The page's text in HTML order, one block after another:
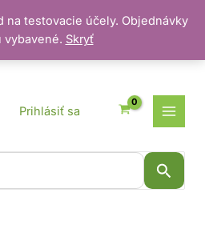
na testovacie účely. Objednávky
vybavené. Skryť
Prihlásiť sa